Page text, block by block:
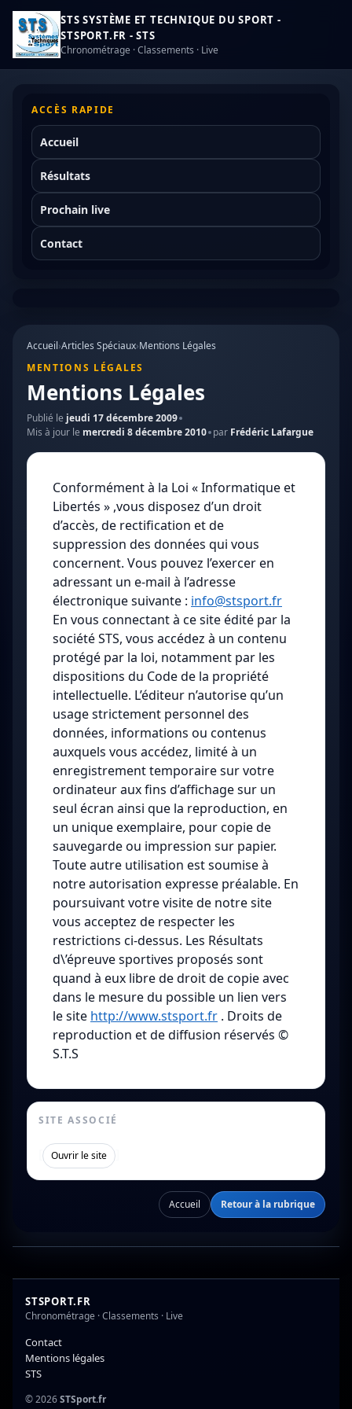
STS SYSTÈME ET TECHNIQUE DU SPORT -
STSPORT.FR - STS
Chronométrage · Classements · Live
ACCÈS RAPIDE
Accueil
Résultats
Prochain live
Contact
Accueil›Articles Spéciaux›Mentions Légales
MENTIONS LÉGALES
Mentions Légales
Publié le jeudi 17 décembre 2009
Mis à jour le mercredi 8 décembre 2010 par Frédéric Lafargue
Conformément à la Loi « Informatique et
Libertés » ,vous disposez d’un droit
d’accès, de rectification et de
suppression des données qui vous
concernent. Vous pouvez l’exercer en
adressant un e-mail à l’adresse
électronique suivante : info@stsport.fr
En vous connectant à ce site édité par la
société STS, vous accédez à un contenu
protégé par la loi, notamment par les
dispositions du Code de la propriété
intellectuelle. L’éditeur n’autorise qu’un
usage strictement personnel des
données, informations ou contenus
auxquels vous accédez, limité à un
enregistrement temporaire sur votre
ordinateur aux fins d’affichage sur un
seul écran ainsi que la reproduction, en
un unique exemplaire, pour copie de
sauvegarde ou impression sur papier.
Toute autre utilisation est soumise à
notre autorisation expresse préalable. En
poursuivant votre visite de notre site
vous acceptez de respecter les
restrictions ci-dessus. Les Résultats
d\’épreuve sportives proposés sont
quand à eux libre de droit de copie avec
dans le mesure du possible un lien vers
le site http://www.stsport.fr . Droits de
reproduction et de diffusion réservés ©
S.T.S
SITE ASSOCIÉ
Ouvrir le site
Accueil Retour à la rubrique
STSPORT.FR
Chronométrage · Classements · Live
Contact
Mentions légales
STS
© 2026STSport.fr